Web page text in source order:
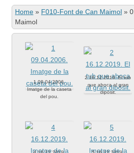
Home » F010-Font de Can Maimol »
Maimol
1 09.04.2006.
Imatge de la caseta
del pou.
2 16.12.2019. El tub
que aboca al gran
dipòsit.